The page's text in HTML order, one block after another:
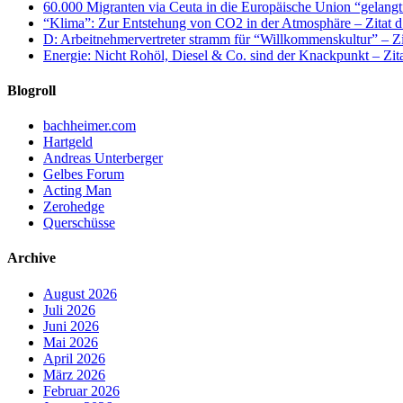
60.000 Migranten via Ceuta in die Europäische Union
“Klima”: Zur Entstehung von CO2 in der Atmosphäre – Zitat
D: Arbeitnehmervertreter stramm für “Willkommenskultur” –
Energie: Nicht Rohöl, Diesel & Co. sind der Knackpunkt –
Blogroll
bachheimer.com
Hartgeld
Andreas Unterberger
Gelbes Forum
Acting Man
Zerohedge
Querschüsse
Archive
August 2026
Juli 2026
Juni 2026
Mai 2026
April 2026
März 2026
Februar 2026